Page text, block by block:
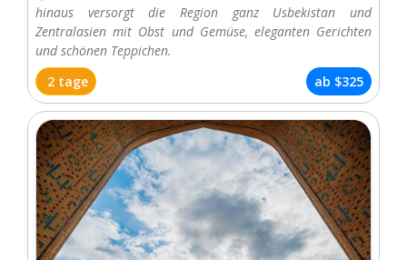
hinaus versorgt die Region ganz Usbekistan und
Zentralasien mit Obst und Gemüse, eleganten Gerichten
und schönen Teppichen.
2 tage
ab $325